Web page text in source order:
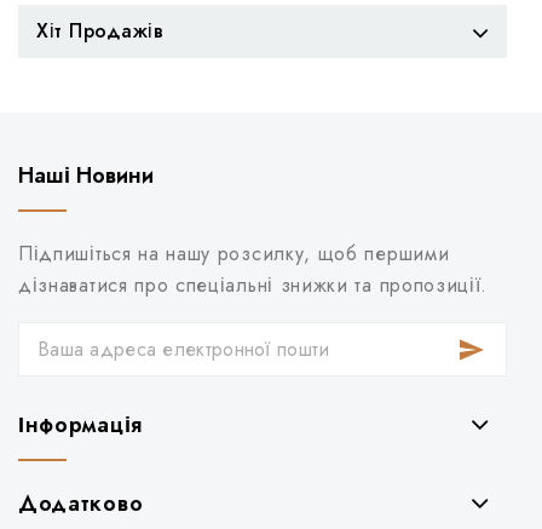
Хіт Продажів
Наші Новини
Підпишіться на нашу розсилку, щоб першими
дізнаватися про спеціальні знижки та пропозиції.
Інформація
Додатково